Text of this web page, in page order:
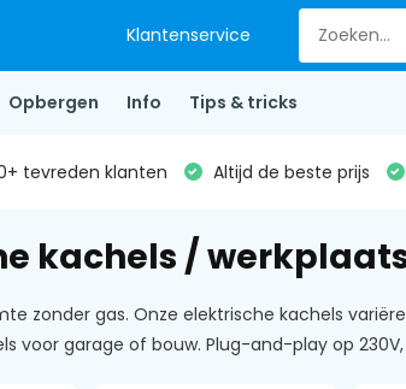
Klantenservice
Opbergen Info Tips & tricks
tevreden klanten Altijd de beste prijs
kachels /
zonder gas. Onze elektrische kachels
voor garage of bouw. Plug-and-play op